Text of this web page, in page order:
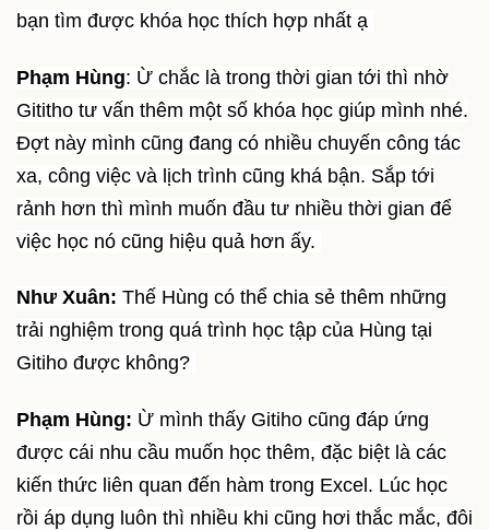
bạn tìm được khóa học thích hợp nhất ạ
Phạm Hùng: Ừ chắc là trong thời gian tới thì nhờ
Gititho tư vấn thêm một số khóa học giúp mình nhé.
Đợt này mình cũng đang có nhiều chuyến công tác
xa, công việc và lịch trình cũng khá bận. Sắp tới
rảnh hơn thì mình muốn đầu tư nhiều thời gian để
việc học nó cũng hiệu quả hơn ấy.
Như Xuân: Thế Hùng có thể chia sẻ thêm những
trải nghiệm trong quá trình học tập của Hùng tại
Gitiho được không?
Phạm Hùng: Ừ mình thấy Gitiho cũng đáp ứng
được cái nhu cầu muốn học thêm, đặc biệt là các
kiến thức liên quan đến hàm trong Excel. Lúc học
rồi áp dụng luôn thì nhiều khi cũng hơi thắc mắc, đôi